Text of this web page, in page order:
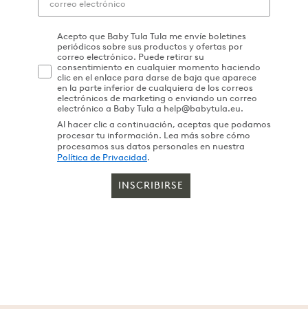
Acepto que Baby Tula Tula me envíe boletines
periódicos sobre sus productos y ofertas por
correo electrónico. Puede retirar su
consentimiento en cualquier momento haciendo
clic en el enlace para darse de baja que aparece
en la parte inferior de cualquiera de los correos
electrónicos de marketing o enviando un correo
electrónico a Baby Tula a help@babytula.eu.
Al hacer clic a continuación, aceptas que podamos
procesar tu información. Lea más sobre cómo
procesamos sus datos personales en nuestra
Política de Privacidad.
INSCRIBIRSE